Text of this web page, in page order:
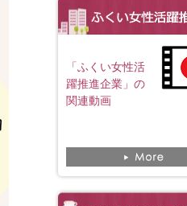
「ふくい女性活
躍推進企業」の
関連動画